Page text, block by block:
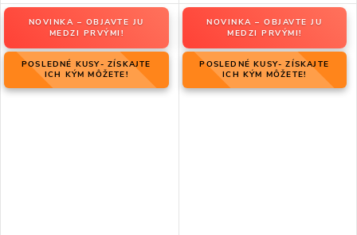
NOVINKA – OBJAVTE JU
MEDZI PRVÝMI!
POSLEDNÉ KUSY- ZÍSKAJTE
ICH KÝM MÔŽETE!
NOVINKA – OBJAVTE JU
MEDZI PRVÝMI!
POSLEDNÉ KUSY- ZÍSKAJTE
ICH KÝM MÔŽETE!